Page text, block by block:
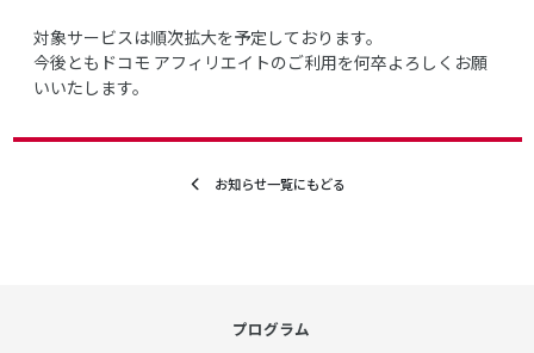
対象サービスは順次拡大を予定しております。
今後ともドコモ アフィリエイトのご利用を何卒よろしくお願
いいたします。
お知らせ一覧にもどる
プログラム